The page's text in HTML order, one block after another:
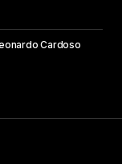
Cardoso